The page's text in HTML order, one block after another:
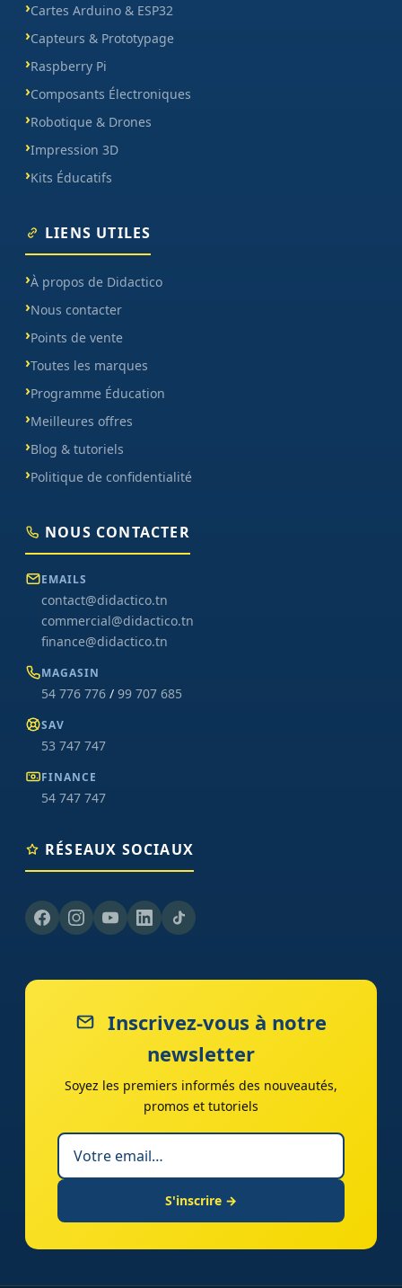
Cartes Arduino & ESP32
Capteurs & Prototypage
Raspberry Pi
Composants Électroniques
Robotique & Drones
Impression 3D
Kits Éducatifs
LIENS UTILES
À propos de Didactico
Nous contacter
Points de vente
Toutes les marques
Programme Éducation
Meilleures offres
Blog & tutoriels
Politique de confidentialité
NOUS CONTACTER
EMAILS
contact@didactico.tn
commercial@didactico.tn
finance@didactico.tn
MAGASIN
54 776 776 / 99 707 685
SAV
53 747 747
FINANCE
54 747 747
RÉSEAUX SOCIAUX
Inscrivez-vous à notre
newsletter
Soyez les premiers informés des nouveautés,
promos et tutoriels
S'inscrire →